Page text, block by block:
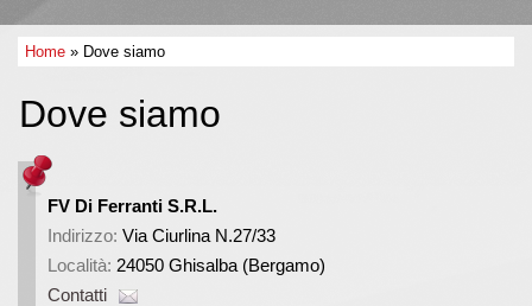
Home » Dove siamo
Dove siamo
FV Di Ferranti S.r.l.
Indirizzo: Via Ciurlina N.27/33
Località: 24050 Ghisalba (Bergamo)
Contatti